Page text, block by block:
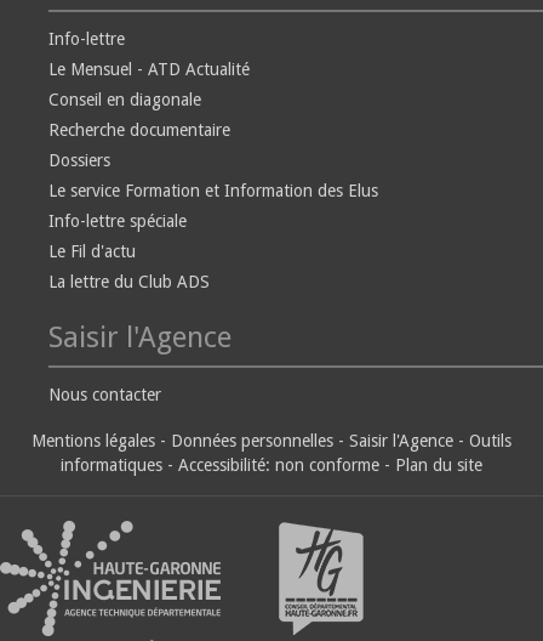
Info-lettre
Le Mensuel - ATD Actualité
Conseil en diagonale
Recherche documentaire
Dossiers
Le service Formation et Information des Elus
Info-lettre spéciale
Le Fil d'actu
La lettre du Club ADS
Saisir l'Agence
Nous contacter
Mentions légales - Données personnelles - Saisir l'Agence - Outils
informatiques - Accessibilité: non conforme - Plan du site